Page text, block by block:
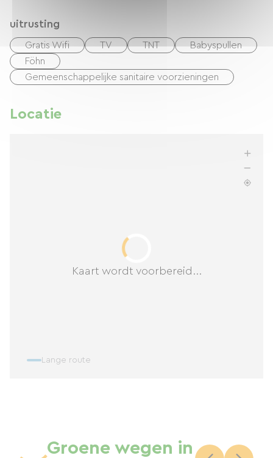
uitrusting
Gratis Wifi TV TNT
Babyspullen
Föhn
Gemeenschappelijke sanitaire voorzieningen
Locatie
Kaart wordt voorbereid...
Lange route
Groene wegen in